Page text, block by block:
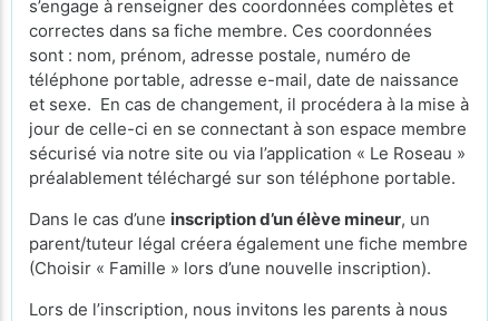
s’engage à renseigner des coordonnées complètes et
correctes dans sa fiche membre. Ces coordonnées
sont : nom, prénom, adresse postale, numéro de
téléphone portable, adresse e-mail, date de naissance
et sexe. En cas de changement, il procédera à la mise à
jour de celle-ci en se connectant à son espace membre
sécurisé via notre site ou via l’application « Le Roseau »
préalablement téléchargé sur son téléphone portable.
Dans le cas d’une inscription d’un élève mineur, un
parent/tuteur légal créera également une fiche membre
(Choisir « Famille » lors d’une nouvelle inscription).
Lors de l’inscription, nous invitons les parents à nous